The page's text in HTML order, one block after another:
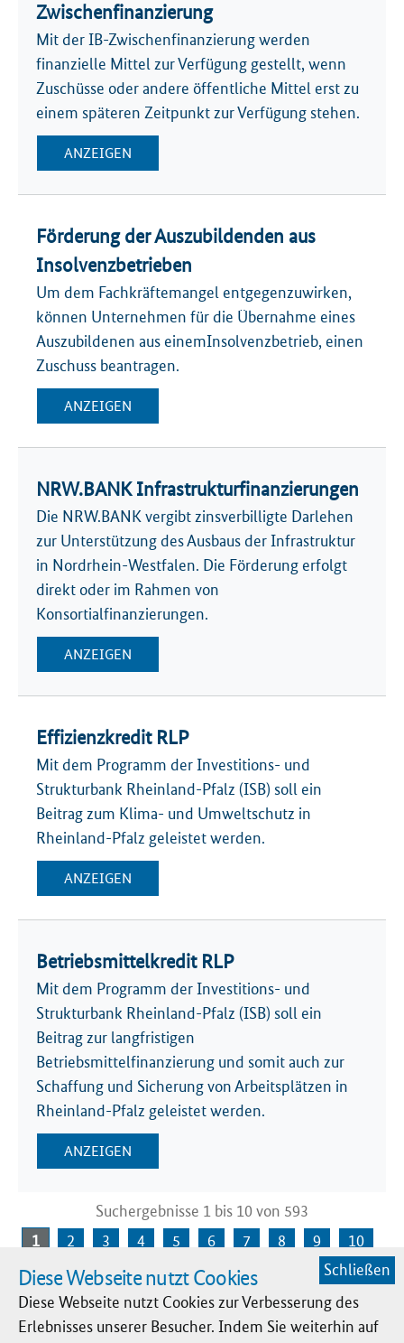
Schließen
Diese Webseite nutzt Cookies
Diese Webseite nutzt Cookies zur Verbesserung des
Erlebnisses unserer Besucher. Indem Sie weiterhin auf
Zwischenfinanzierung
Mit der IB-Zwischenfinanzierung werden
finanzielle Mittel zur Verfügung gestellt, wenn
Zuschüsse oder andere öffentliche Mittel erst zu
einem späteren Zeitpunkt zur Verfügung stehen.
ANZEIGEN
Förderung der Auszubildenden aus
Insolvenzbetrieben
Um dem Fachkräftemangel entgegenzuwirken,
können Unternehmen für die Übernahme eines
Auszubildenen aus einemInsolvenzbetrieb, einen
Zuschuss beantragen.
ANZEIGEN
NRW.BANK Infrastrukturfinanzierungen
Die NRW.BANK vergibt zinsverbilligte Darlehen
zur Unterstützung des Ausbaus der Infrastruktur
in Nordrhein-Westfalen. Die Förderung erfolgt
direkt oder im Rahmen von
Konsortialfinanzierungen.
ANZEIGEN
Effizienzkredit RLP
Mit dem Programm der Investitions- und
Strukturbank Rheinland-Pfalz (ISB) soll ein
Beitrag zum Klima- und Umweltschutz in
Rheinland-Pfalz geleistet werden.
ANZEIGEN
Betriebsmittelkredit RLP
Mit dem Programm der Investitions- und
Strukturbank Rheinland-Pfalz (ISB) soll ein
Beitrag zur langfristigen
Betriebsmittelfinanzierung und somit auch zur
Schaffung und Sicherung von Arbeitsplätzen in
Rheinland-Pfalz geleistet werden.
ANZEIGEN
Suchergebnisse 1 bis 10 von 593
1
2 3 4 5 6 7 8 9
10
nächste